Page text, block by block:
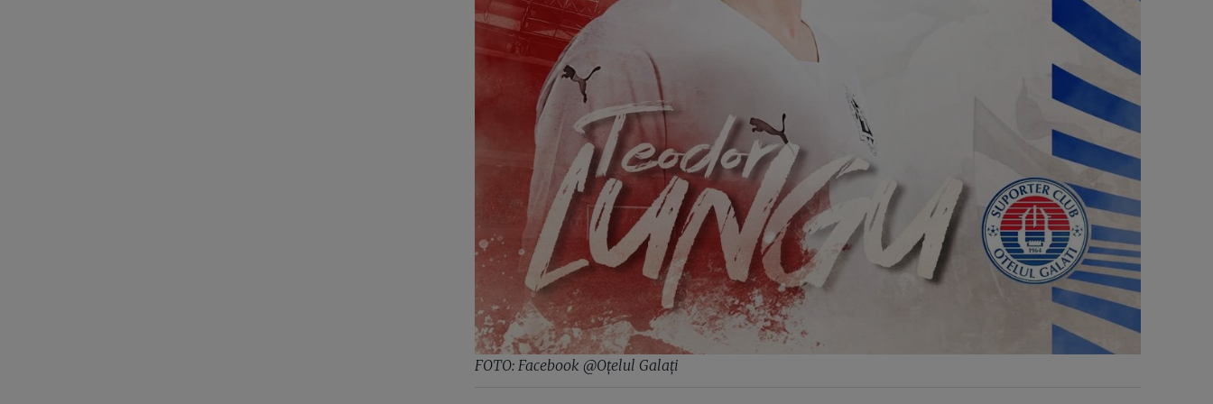
FOTO: Facebook @Oțelul Galați